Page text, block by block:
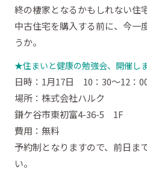
終の棲家となるかもしれない住
中古住宅を購入する前に、今一
うか。
★住まいと健康の勉強会、開催し
日時：1月17日 10：30～12：
場所：株式会社ハルク
鎌ケ谷市東初富4-36-5 1F
費用：無料
予約制となりますので、前日ま
い。